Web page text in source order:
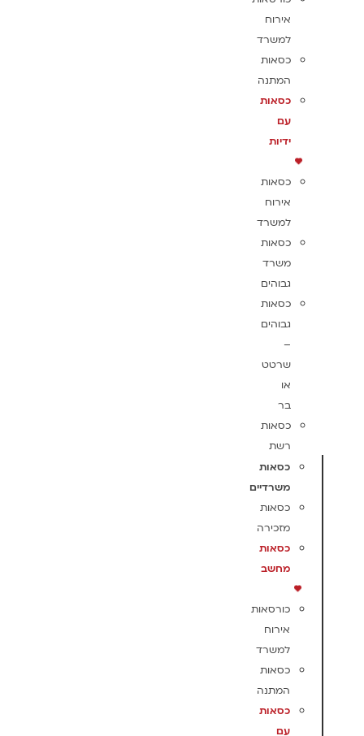
אירוח
למשרד
כסאות
המתנה
כסאות
עם
ידיות
כסאות
אירוח
למשרד
כסאות
משרד
גבוהים
כסאות
גבוהים
–
שרטט
או
בר
כסאות
רשת
כסאות
משרדיים
כסאות
מזכירה
כסאות
מחשב
כורסאות
אירוח
למשרד
כסאות
המתנה
כסאות
עם